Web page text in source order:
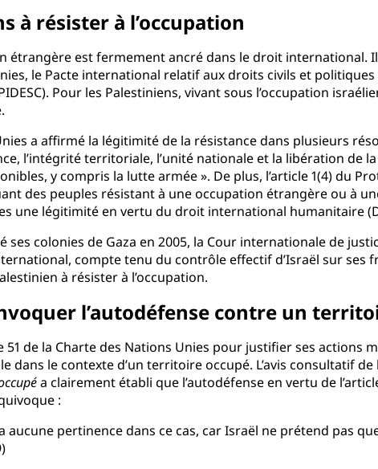
à résister à l’occupation
étrangère est fermement ancré dans le droit international.
le Pacte international relatif aux droits civils et
Pour les Palestiniens, vivant sous l’occupation
a affirmé la légitimité de la résistance dans plusieurs
l’intégrité territoriale, l’unité nationale et la libération de
y compris la lutte armée ». De plus, l’article 1(4) du
des peuples résistant à une occupation étrangère ou à
une légitimité en vertu du droit international humanitaire
ses colonies de Gaza en 2005, la Cour internationale de
compte tenu du contrôle effectif d’Israël sur ses
à résister à l’occupation.
l’autodéfense contre un
de la Charte des Nations Unies pour justifier ses actions
le contexte d’un territoire occupé. L’avis consultatif de
a clairement établi que l’autodéfense en vertu de
:
aucune pertinence dans ce cas, car Israël ne prétend pas